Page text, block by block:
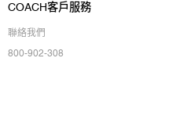
COACH客戶服務
聯絡我們
800-902-308